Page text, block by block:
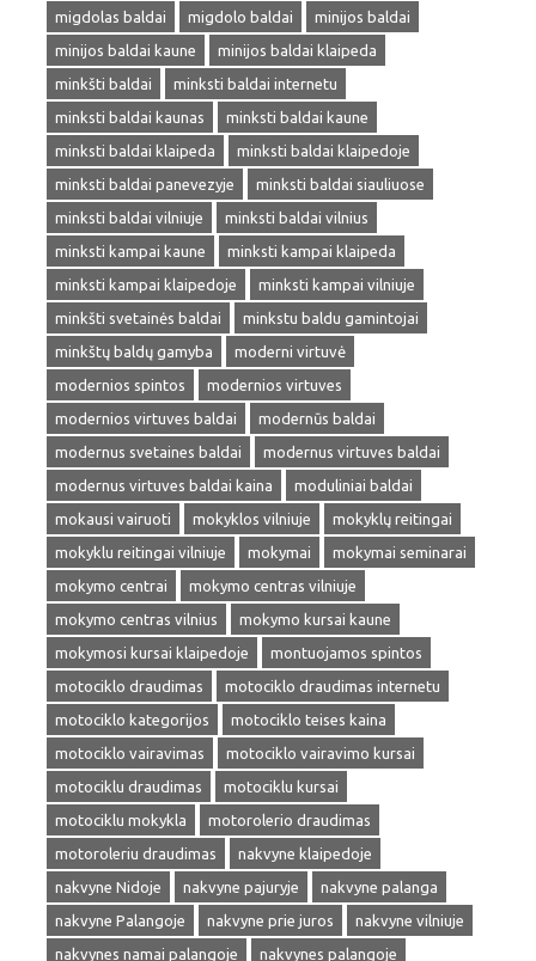
migdolas baldai
migdolo baldai
minijos baldai
minijos baldai kaune
minijos baldai klaipeda
minkšti baldai
minksti baldai internetu
minksti baldai kaunas
minksti baldai kaune
minksti baldai klaipeda
minksti baldai klaipedoje
minksti baldai panevezyje
minksti baldai siauliuose
minksti baldai vilniuje
minksti baldai vilnius
minksti kampai kaune
minksti kampai klaipeda
minksti kampai klaipedoje
minksti kampai vilniuje
minkšti svetainės baldai
minkstu baldu gamintojai
minkštų baldų gamyba
moderni virtuvė
modernios spintos
modernios virtuves
modernios virtuves baldai
modernūs baldai
modernus svetaines baldai
modernus virtuves baldai
modernus virtuves baldai kaina
moduliniai baldai
mokausi vairuoti
mokyklos vilniuje
mokyklų reitingai
mokyklu reitingai vilniuje
mokymai
mokymai seminarai
mokymo centrai
mokymo centras vilniuje
mokymo centras vilnius
mokymo kursai kaune
mokymosi kursai klaipedoje
montuojamos spintos
motociklo draudimas
motociklo draudimas internetu
motociklo kategorijos
motociklo teises kaina
motociklo vairavimas
motociklo vairavimo kursai
motociklu draudimas
motociklu kursai
motociklu mokykla
motorolerio draudimas
motoroleriu draudimas
nakvyne klaipedoje
nakvyne Nidoje
nakvyne pajuryje
nakvyne palanga
nakvyne Palangoje
nakvyne prie juros
nakvyne vilniuje
nakvynes namai palangoje
nakvynes palangoje